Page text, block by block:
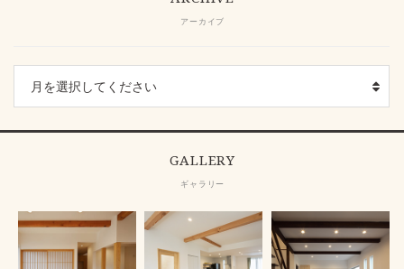
アーカイブ
GALLERY
ギャラリー